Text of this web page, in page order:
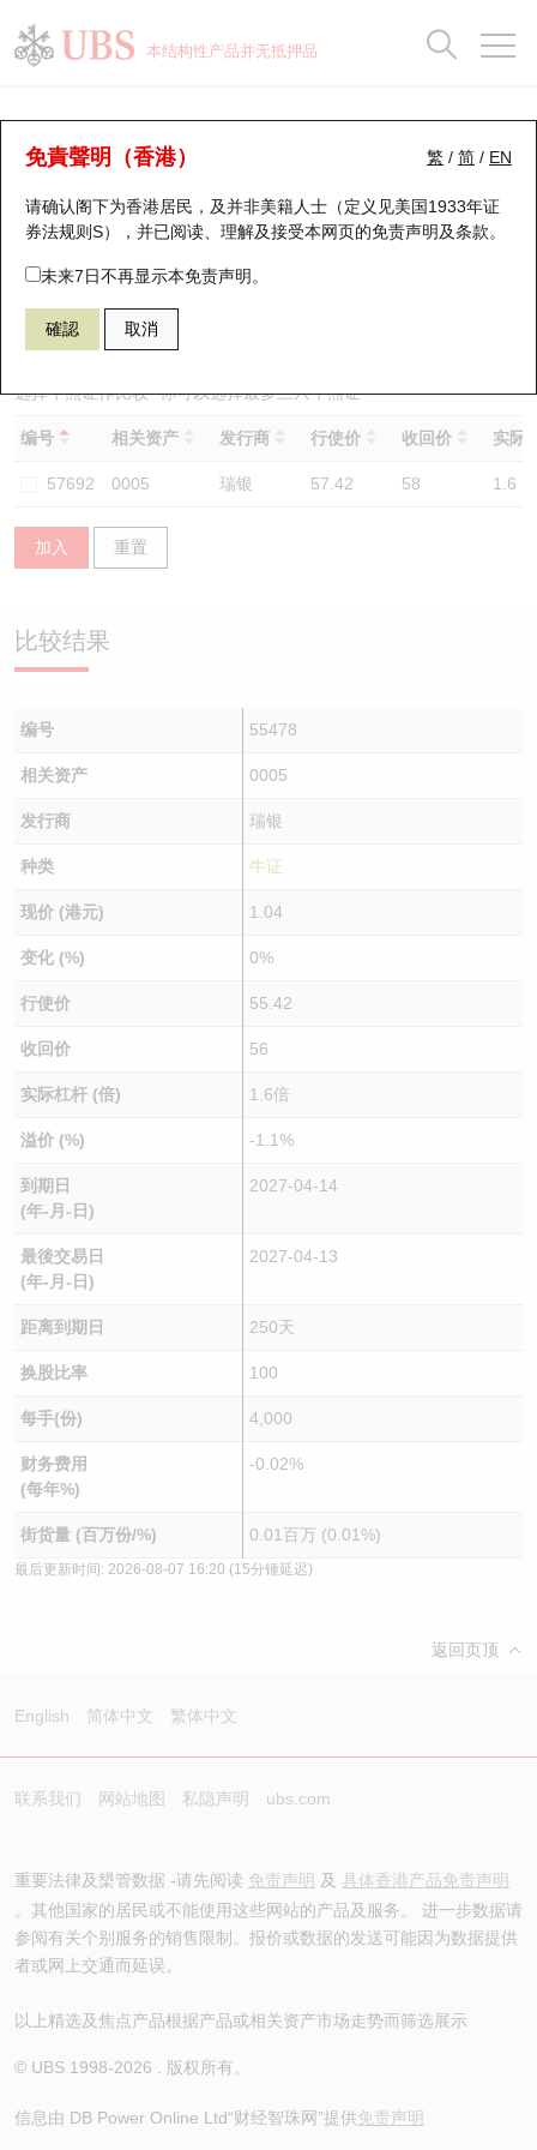
本结构性产品并无抵押品
繁 / 简 / EN
免責聲明（香港）
请确认阁下为香港居民，及并非美籍人士（定义见美国1933年证
券法规则S），并已阅读、理解及接受本网页的免责声明及条款。
未来7日不再显示本免责声明。
確認 取消
牛熊证分析仪
表现 街货统计 比较
55478 瑞银牛证 0005 汇丰控股
选择牛熊证作比较 *你可以选择最多三只牛熊证
编号 相关资产 发行商 行使价 收回价 实际
57692 0005 瑞银 57.42 58 1.6
加入 重置
比较结果
编号 55478
相关资产 0005
发行商 瑞银
种类 牛证
现价 (港元) 1.04
变化 (%) 0%
行使价 55.42
收回价 56
实际杠杆 (倍) 1.6倍
溢价 (%) -1.1%
到期日
(年-月-日)
2027-04-14
最後交易日
(年-月-日)
2027-04-13
距离到期日 250天
换股比率 100
每手(份) 4,000
财务费用
(每年%)
-0.02%
街货量 (百万份/%) 0.01百万 (0.01%)
最后更新时间: 2026-08-07 16:20 (15分锺延迟)
返回页顶
English 简体中文 繁体中文
联系我们 网站地图 私隐声明 ubs.com
重要法律及槼管数据 -请先阅读 免责声明 及 具体香港产品免责声明
。其他国家的居民或不能使用这些网站的产品及服务。 进一步数据请
参阅有关个别服务的销售限制。报价或数据的发送可能因为数据提供
者或网上交通而延误。
以上精选及焦点产品根据产品或相关资产市场走势而筛选展示
© UBS 1998-2026 . 版权所有。
信息由 DB Power Online Ltd“财经智珠网”提供免责声明
瑞银认股证一览
新发行瑞银认股证
即将到期认股证
认股证到期结算价查找
认股证分析仪
认股证速算机
认股证/牛熊证日志
认股证文件及公告
街货统计
比较
牛熊全景快搜
牛熊证搜寻
牛熊证街货分布图
正股牛熊证列表
新发行瑞银牛熊证
已收回牛熊证剩余价值
牛熊证到期结算价查找
牛熊证分析仪
牛熊证文件及公告 (瑞信)
街货统计
比较
十大升幅/跌幅
十大认股证成交分布
十天股证占大市成交
资金流
街货统计
三十大平均引伸波幅
正股分析仪
二十大活跃股份
恒指成份股
国指成份股
科指成份股
相关资产沽空
中资ETFs溢价比较
AH 股价对照
收市竞价变化
持股比重
显示所有持股比重
每月轮证大市专题
轮证专栏
讲座及教育短片
认股证投资者教育
牛熊证投资者教育
认股证牛熊证常问问题